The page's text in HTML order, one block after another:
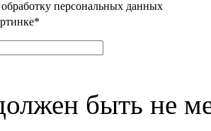
персональных данных
*
быть не